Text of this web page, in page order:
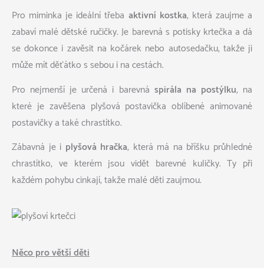
Pro miminka je ideální třeba aktivní kostka, která zaujme a
zabaví malé dětské ručičky. Je barevná s potisky krtečka a dá
se dokonce i zavěsit na kočárek nebo autosedačku, takže ji
může mít děťátko s sebou i na cestách.
Pro nejmenší je určená i barevná spirála na postýlku, na
které je zavěšena plyšová postavička oblíbené animované
postavičky a také chrastítko.
Zábavná je i plyšová hračka, která má na bříšku průhledné
chrastítko, ve kterém jsou vidět barevné kuličky. Ty při
každém pohybu cinkají, takže malé děti zaujmou.
Něco pro větší děti